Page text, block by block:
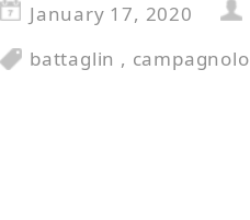
January 17, 2020
battaglin , campagnolo